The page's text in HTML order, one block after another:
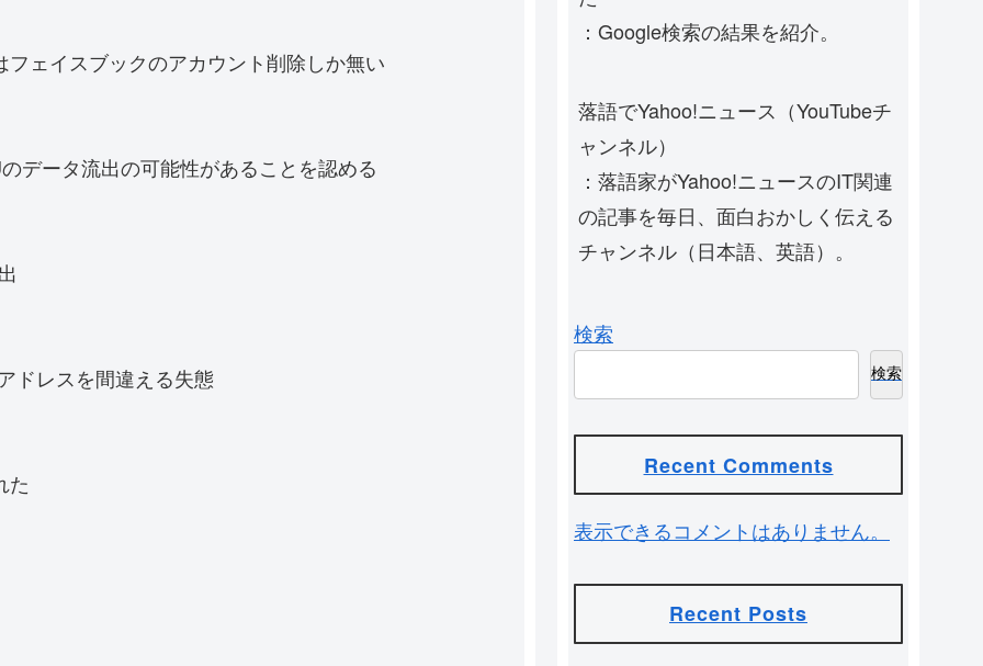
ェイスブックのアカウント削除しか無い
データ流出の可能性があることを認める
ドレスを間違える失態
た
：Google検索の結果を紹介。
落語でYahoo!ニュース（YouTubeチ
ャンネル）
：落語家がYahoo!ニュースのIT関連
の記事を毎日、面白おかしく伝える
チャンネル（日本語、英語）。
検索
検索
Recent Comments
表示できるコメントはありません。
Recent Posts